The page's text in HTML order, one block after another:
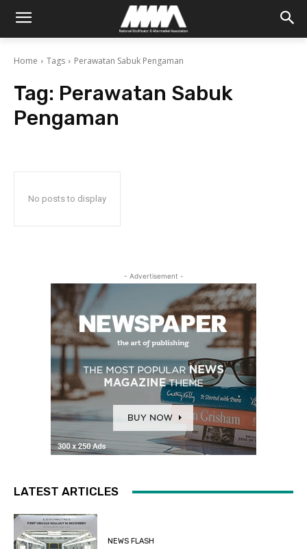
Home Tags Perawatan Sabuk Pengaman
Tag: Perawatan Sabuk
Pengaman
No posts to display
- Advertisement -
LATEST ARTICLES
NEWS FLASH